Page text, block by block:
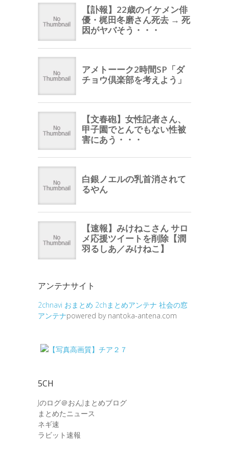
アンテナサイト
2chnavi おまとめ 2chまとめアンテナ 社会の窓
アンテナpowered by nantoka-antena.com
5CH
Jのログ＠おんJまとめブログ
まとめたニュース
ネギ速
ラビット速報